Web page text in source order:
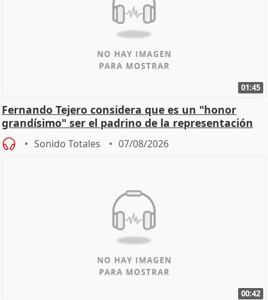
01:45
Fernando Tejero considera que es un "honor
grandísimo" ser el padrino de la representación
Sonido Totales 07/08/2026
00:42